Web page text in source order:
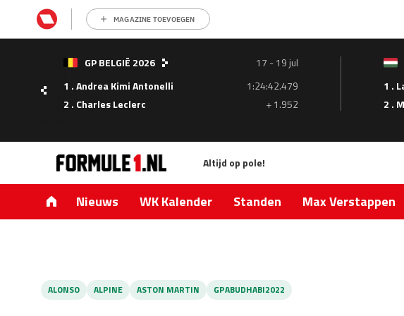
MAGAZINE TOEVOEGEN
GP BELGIË 2026
17 - 19 jul
1 . Andrea Kimi Antonelli
1:24:42.479
2 . Charles Leclerc
+ 1.952
1 .
2 .
Altijd op pole!
Nieuws WK Kalender Standen Max Verstappen
ALONSO ALPINE ASTON MARTIN GPABUDHABI2022